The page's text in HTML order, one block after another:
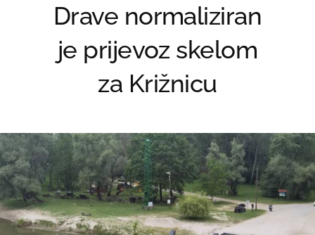
Drave normaliziran
je prijevoz skelom
za Križnicu